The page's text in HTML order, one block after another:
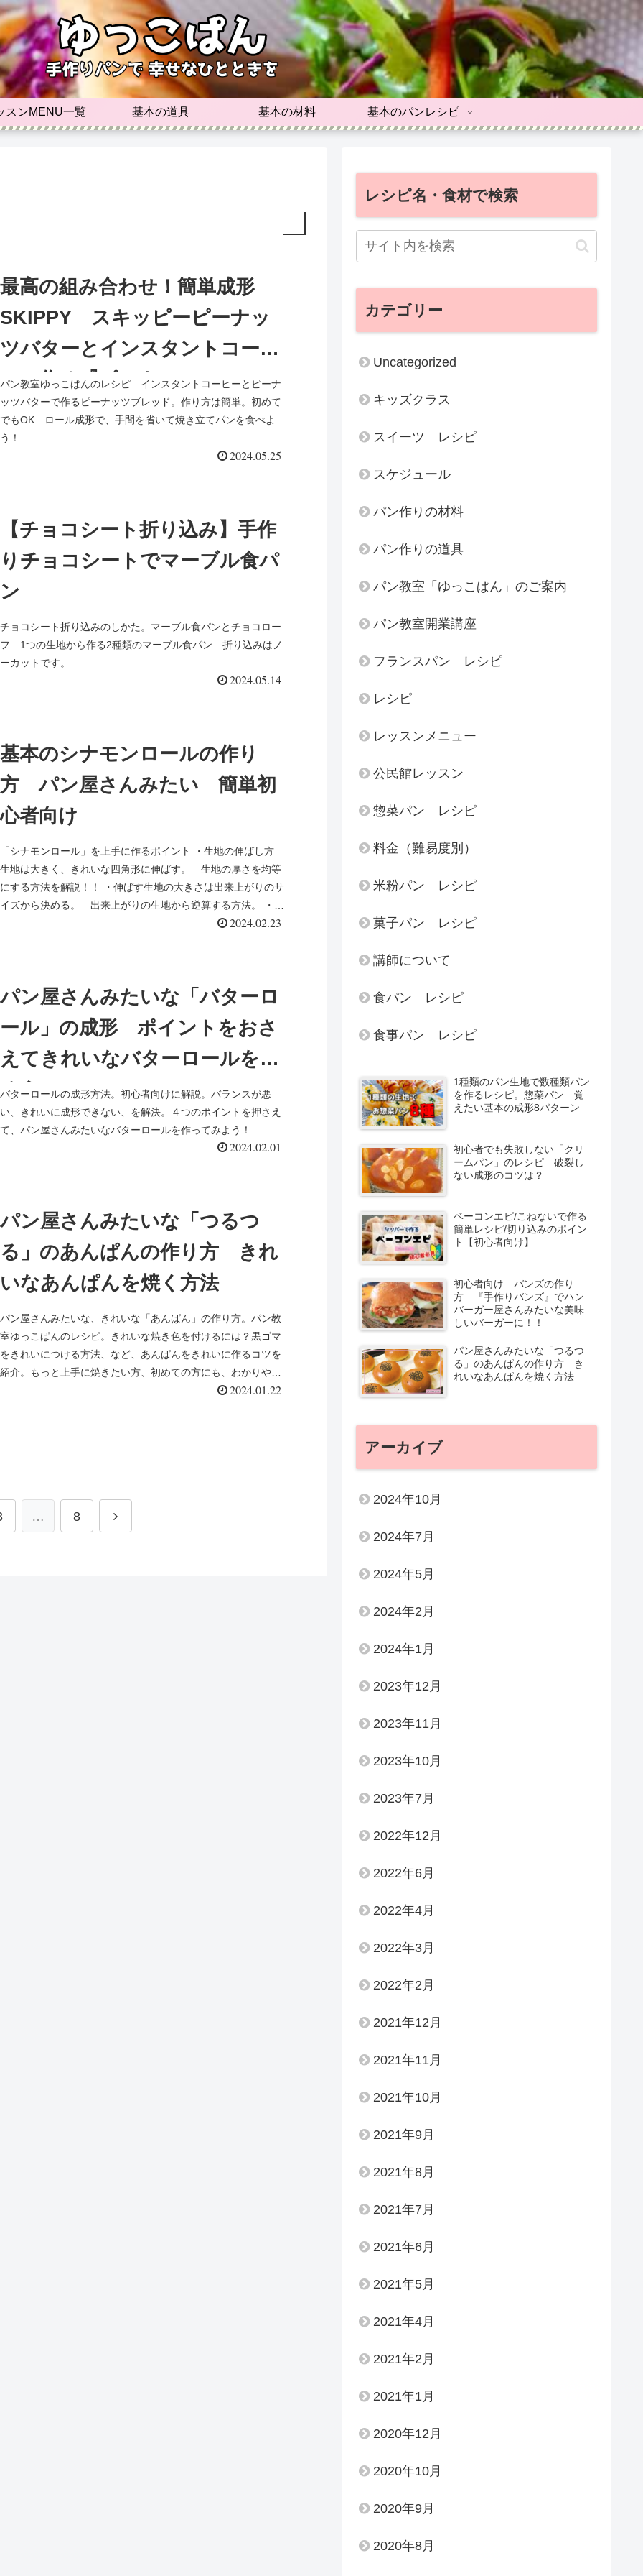
スンMENU一覧 基本の道具 基本の材料 基本のパンレシピ
最高の組み合わせ！簡単成形
SKIPPY スキッピーピーナッ
ツバターとインスタントコーヒ
ーで作る『ピーナッツロール』
レシピ
パン教室ゆっこぱんのレシピ インスタントコーヒーとピーナ
ッツバターで作るピーナッツブレッド。作り方は簡単。初めて
でもOK ロール成形で、手間を省いて焼き立てパンを食べよ
う！
2024.05.25
【チョコシート折り込み】手作
りチョコシートでマーブル食パ
ン
チョコシート折り込みのしかた。マーブル食パンとチョコロー
フ 1つの生地から作る2種類のマーブル食パン 折り込みはノ
ーカットです。
2024.05.14
基本のシナモンロールの作り
方 パン屋さんみたい 簡単初
心者向け
「シナモンロール」を上手に作るポイント ・生地の伸ばし方
生地は大きく、きれいな四角形に伸ばす。 生地の厚さを均等
にする方法を解説！！ ・伸ばす生地の大きさは出来上がりのサ
イズから決める。 出来上がりの生地から逆算する方法。 ・シ
2024.02.23
パン屋さんみたいな「バターロ
ール」の成形 ポイントをおさ
えてきれいなバターロールを作
ろう！
バターロールの成形方法。初心者向けに解説。バランスが悪
い、きれいに成形できない、を解決。４つのポイントを押さえ
て、パン屋さんみたいなバターロールを作ってみよう！
2024.02.01
パン屋さんみたいな「つるつ
る」のあんぱんの作り方 きれ
いなあんぱんを焼く方法
パン屋さんみたいな、きれいな「あんぱん」の作り方。パン教
室ゆっこぱんのレシピ。きれいな焼き色を付けるには？黒ゴマ
をきれいにつける方法、など、あんぱんをきれいに作るコツを
紹介。もっと上手に焼きたい方、初めての方にも、わかりやす
2024.01.22
… 8 次
レシピ名・食材で検索
カテゴリー
Uncategorized
キッズクラス
スイーツ レシピ
スケジュール
パン作りの材料
パン作りの道具
パン教室「ゆっこぱん」のご案内
パン教室開業講座
フランスパン レシピ
レシピ
レッスンメニュー
公民館レッスン
惣菜パン レシピ
料金（難易度別）
米粉パン レシピ
菓子パン レシピ
講師について
食パン レシピ
食事パン レシピ
1種類のパン生地で数種類パン
を作るレシピ。惣菜パン 覚
えたい基本の成形8パターン
初心者でも失敗しない「クリ
ームパン」のレシピ 破裂し
ない成形のコツは？
ベーコンエピ/こねないで作る
簡単レシピ/切り込みのポイン
ト【初心者向け】
初心者向け バンズの作り
方 『手作りバンズ』でハン
バーガー屋さんみたいな美味
しいバーガーに！！
パン屋さんみたいな「つるつ
る」のあんぱんの作り方 き
れいなあんぱんを焼く方法
アーカイブ
2024年10月
2024年7月
2024年5月
2024年2月
2024年1月
2023年12月
2023年11月
2023年10月
2023年7月
2022年12月
2022年6月
2022年4月
2022年3月
2022年2月
2021年12月
2021年11月
2021年10月
2021年9月
2021年8月
2021年7月
2021年6月
2021年5月
2021年4月
2021年2月
2021年1月
2020年12月
2020年10月
2020年9月
2020年8月